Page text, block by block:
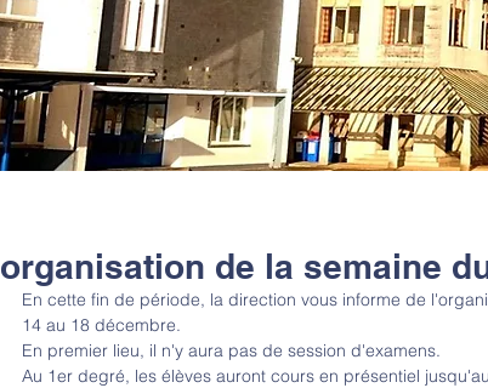
organisation de la semaine
En cette fin de période, la direction vous informe de
14 au 18 décembre.
En premier lieu, il n'y aura pas de session d'examens.
Au 1er degré, les élèves auront cours en présentiel